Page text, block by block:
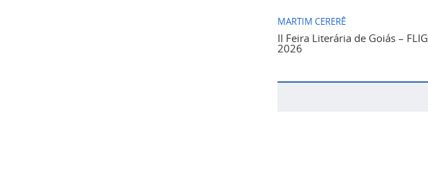
MARTIM CERERÊ
II Feira Literária de Goiás – FLIG
2026